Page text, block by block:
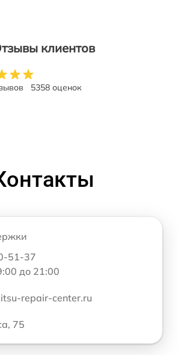
клиентов
5358 оценок
51-37
до 21:00
repair-center.ru
75